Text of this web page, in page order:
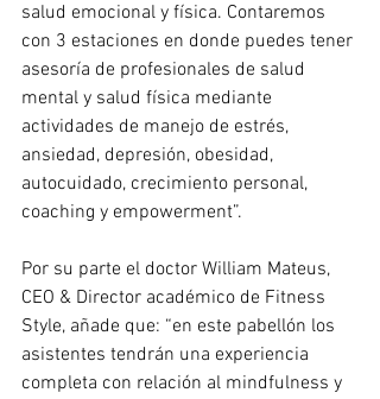
salud emocional y física. Contaremos
con 3 estaciones en donde puedes tener
asesoría de profesionales de salud
mental y salud física mediante
actividades de manejo de estrés,
ansiedad, depresión, obesidad,
autocuidado, crecimiento personal,
coaching y empowerment”.
Por su parte el doctor William Mateus,
CEO & Director académico de Fitness
Style, añade que: “en este pabellón los
asistentes tendrán una experiencia
completa con relación al mindfulness y